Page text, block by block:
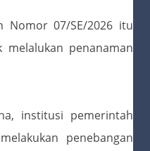
Nomor 07/SE/2026 itu
penanaman
institusi pemerintah
penebangan